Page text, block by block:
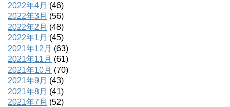
2022年4月 (46)
2022年3月 (56)
2022年2月 (48)
2022年1月 (45)
2021年12月 (63)
2021年11月 (61)
2021年10月 (70)
2021年9月 (43)
2021年8月 (41)
2021年7月 (52)